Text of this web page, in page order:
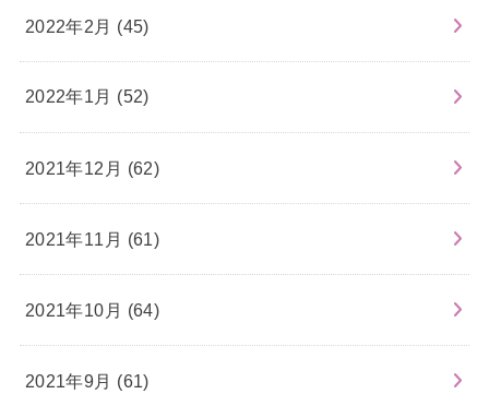
2022年2月 (45)
2022年1月 (52)
2021年12月 (62)
2021年11月 (61)
2021年10月 (64)
2021年9月 (61)